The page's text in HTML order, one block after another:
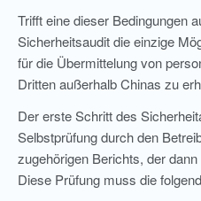
Trifft eine dieser Bedingungen
Sicherheitsaudit die einzige
für die Übermittelung von
Dritten außerhalb Chinas zu
Der erste Schritt des
Selbstprüfung durch den
zugehörigen Berichts, der
Diese Prüfung muss die